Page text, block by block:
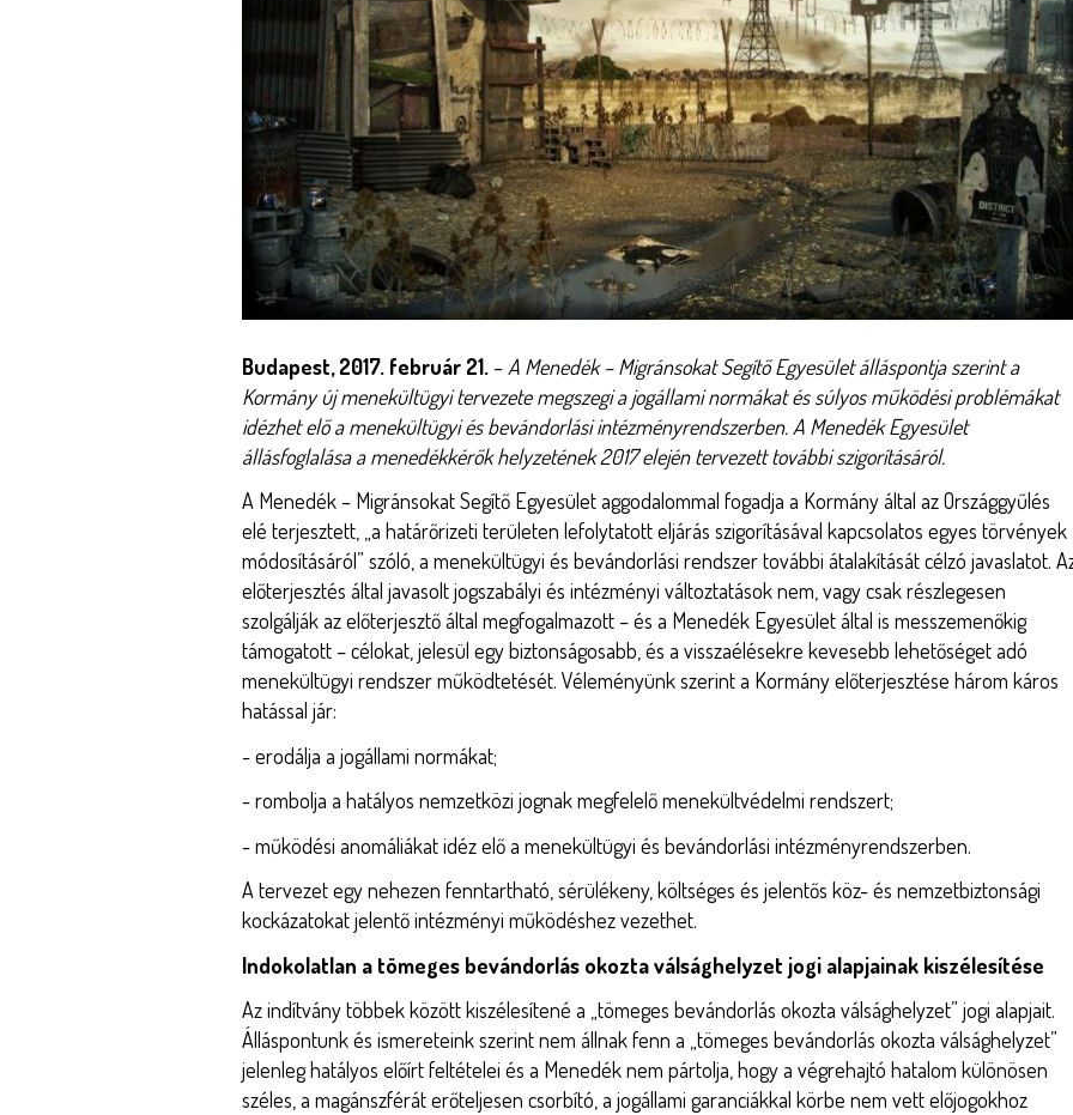
Törzs
Budapest, 2017. február 21.– A Menedék – Migránsokat Segítő Egyesület álláspontja szerint a
Kormány új menekültügyi tervezete megszegi a jogállami normákat és súlyos működési problémákat
idézhet elő a menekültügyi és bevándorlási intézményrendszerben. A Menedék Egyesület
állásfoglalása a menedékkérők helyzetének 2017 elején tervezett további szigorításáról.
A Menedék – Migránsokat Segítő Egyesület aggodalommal fogadja a Kormány által az Országgyűlés
elé terjesztett, „a határőrizeti területen lefolytatott eljárás szigorításával kapcsolatos egyes törvények
módosításáról” szóló, a menekültügyi és bevándorlási rendszer további átalakítását célzó javaslatot.
előterjesztés által javasolt jogszabályi és intézményi változtatások nem, vagy csak részlegesen
szolgálják az előterjesztő által megfogalmazott – és a Menedék Egyesület által is messzemenőkig
támogatott – célokat, jelesül egy biztonságosabb, és a visszaélésekre kevesebb lehetőséget adó
menekültügyi rendszer működtetését. Véleményünk szerint a Kormány előterjesztése három káros
hatással jár:
- erodálja a jogállami normákat;
- rombolja a hatályos nemzetközi jognak megfelelő menekültvédelmi rendszert;
- működési anomáliákat idéz elő a menekültügyi és bevándorlási intézményrendszerben.
A tervezet egy nehezen fenntartható, sérülékeny, költséges és jelentős köz- és nemzetbiztonsági
kockázatokat jelentő intézményi működéshez vezethet.
Indokolatlan a tömeges bevándorlás okozta válsághelyzet jogi alapjainak kiszélesítése
Az indítvány többek között kiszélesítené a „tömeges bevándorlás okozta válsághelyzet” jogi alapjait.
Álláspontunk és ismereteink szerint nem állnak fenn a „tömeges bevándorlás okozta válsághelyzet”
jelenleg hatályos előírt feltételei és a Menedék nem pártolja, hogy a végrehajtó hatalom különösen
széles, a magánszférát erőteljesen csorbító, a jogállami garanciákkal körbe nem vett előjogokhoz